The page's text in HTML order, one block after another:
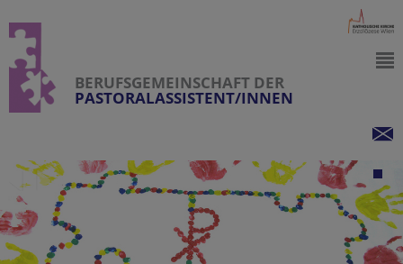
BERUFSGEMEINSCHAFT DER
PASTORALASSISTENT/INNEN